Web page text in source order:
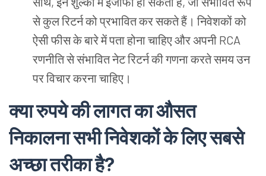
से कुल रिटर्न को प्रभावित कर सकते हैं। निवेशकों को
ऐसी फीस के बारे में पता होना चाहिए और अपनी RCA
रणनीति से संभावित नेट रिटर्न की गणना करते समय उन
पर विचार करना चाहिए।
क्या रुपये की लागत का औसत
निकालना सभी निवेशकों के लिए सबसे
अच्छा तरीका है?